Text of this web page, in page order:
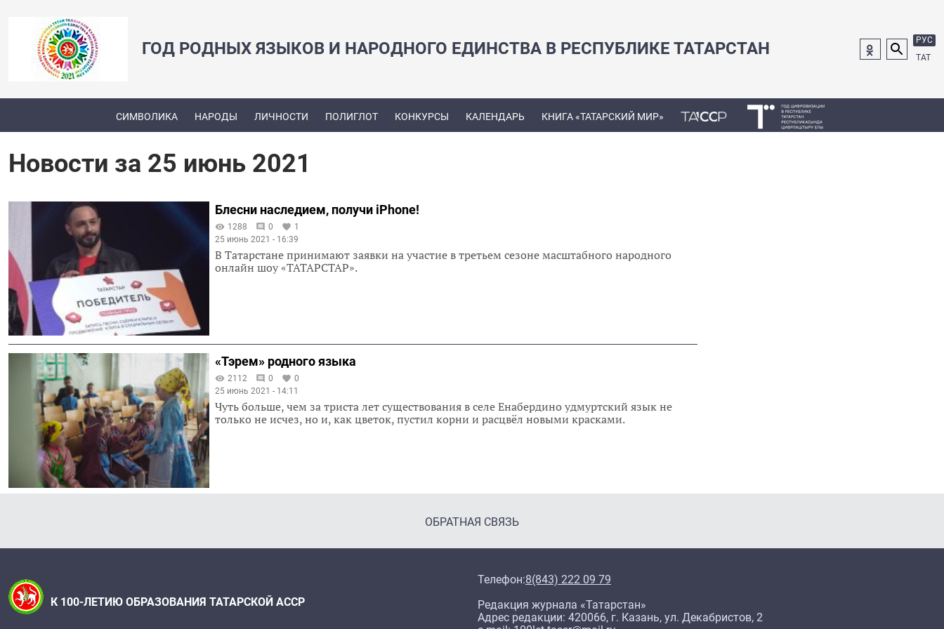
ГОД РОДНЫХ ЯЗЫКОВ И НАРОДНОГО ЕДИНСТВА В РЕСПУБЛИКЕ ТАТАРСТАН
РУС
ТАТ
СИМВОЛИКА НАРОДЫ ЛИЧНОСТИ ПОЛИГЛОТ КОНКУРСЫ КАЛЕНДАРЬ КНИГА «ТАТАРСКИЙ МИР»
Новости за 25 июнь 2021
Блесни наследием, получи iPhone!
1288 0
1
25 июнь 2021 - 16:39
В Татарстане принимают заявки на участие в третьем сезоне масштабного народного
онлайн шоу «ТАТАРСТАР».
«Тэрем» родного языка
2112 0
0
25 июнь 2021 - 14:11
Чуть больше, чем за триста лет существования в селе Енабердино удмуртский язык не
только не исчез, но и, как цветок, пустил корни и расцвёл новыми красками.
ОБРАТНАЯ СВЯЗЬ
К 100-ЛЕТИЮ ОБРАЗОВАНИЯ ТАТАРСКОЙ АССР
Телефон:8(843) 222 09 79
Редакция журнала «Татарстан»
Адрес редакции: 420066, г. Казань, ул. Декабристов, 2